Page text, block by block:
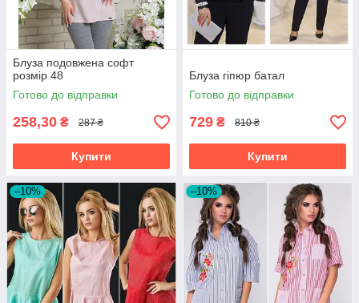
Блуза подовжена софт
розмір 48
Готово до відправки
258,30 ₴ 287 ₴
Купити
Блуза гіпюр батал
Готово до відправки
729 ₴ 810 ₴
Купити
–10% –10%